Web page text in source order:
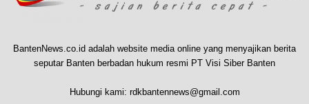
BantenNews.co.id adalah website media online yang menyajikan berita
seputar Banten berbadan hukum resmi PT Visi Siber Banten
Hubungi kami: rdkbantennews@gmail.com